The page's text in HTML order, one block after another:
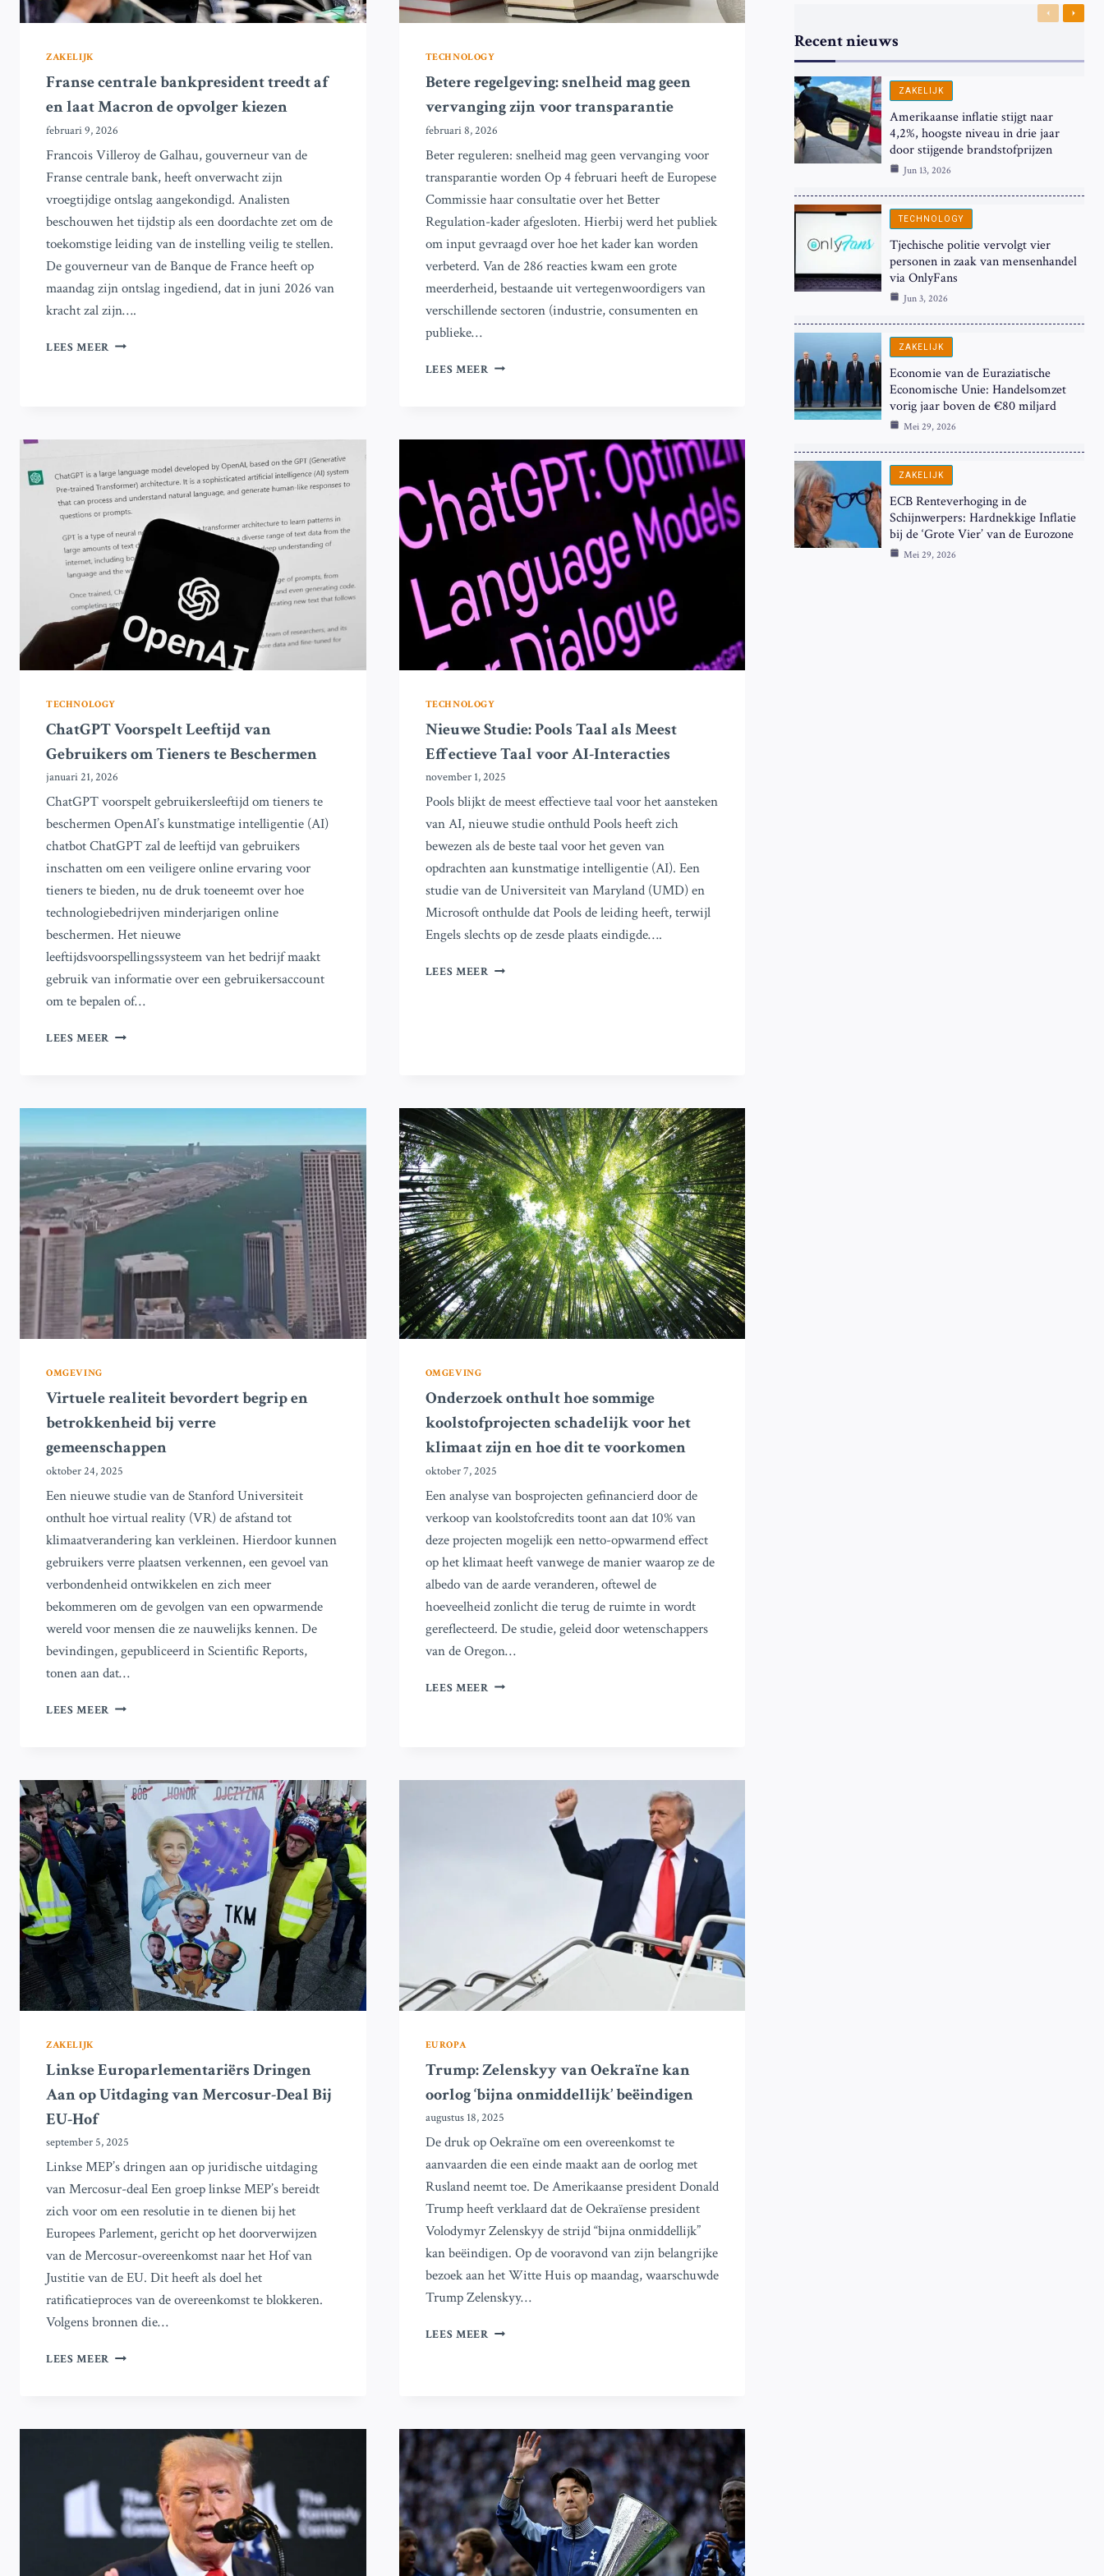
ZAKELIJK
Franse centrale bankpresident treedt af
en laat Macron de opvolger kiezen
februari 9, 2026
Francois Villeroy de Galhau, gouverneur van de
Franse centrale bank, heeft onverwacht zijn
vroegtijdige ontslag aangekondigd. Analisten
beschouwen het tijdstip als een doordachte zet om de
toekomstige leiding van de instelling veilig te stellen.
De gouverneur van de Banque de France heeft op
maandag zijn ontslag ingediend, dat in juni 2026 van
kracht zal zijn….
LEES MEER FRANSE
DE
OPVOLGER
KIEZEN
TECHNOLOGY
Betere regelgeving: snelheid mag geen
vervanging zijn voor transparantie
februari 8, 2026
Beter reguleren: snelheid mag geen vervanging voor
transparantie worden Op 4 februari heeft de Europese
Commissie haar consultatie over het Better
Regulation-kader afgesloten. Hierbij werd het publiek
om input gevraagd over hoe het kader kan worden
verbeterd. Van de 286 reacties kwam een grote
meerderheid, bestaande uit vertegenwoordigers van
verschillende sectoren (industrie, consumenten en
publieke…
LEES MEER BETERE
VERVANGING
ZIJN
VOOR
TRANSPARANTIE
TECHNOLOGY
ChatGPT Voorspelt Leeftijd van
Gebruikers om Tieners te Beschermen
januari 21, 2026
ChatGPT voorspelt gebruikersleeftijd om tieners te
beschermen OpenAI’s kunstmatige intelligentie (AI)
chatbot ChatGPT zal de leeftijd van gebruikers
inschatten om een veiligere online ervaring voor
tieners te bieden, nu de druk toeneemt over hoe
technologiebedrijven minderjarigen online
beschermen. Het nieuwe
leeftijdsvoorspellingssysteem van het bedrijf maakt
gebruik van informatie over een gebruikersaccount
om te bepalen of…
LEES MEER CHATGPT
TE
BESCHERMEN
TECHNOLOGY
Nieuwe Studie: Pools Taal als Meest
Effectieve Taal voor AI-Interacties
november 1, 2025
Pools blijkt de meest effectieve taal voor het aansteken
van AI, nieuwe studie onthuld Pools heeft zich
bewezen als de beste taal voor het geven van
opdrachten aan kunstmatige intelligentie (AI). Een
studie van de Universiteit van Maryland (UMD) en
Microsoft onthulde dat Pools de leiding heeft, terwijl
Engels slechts op de zesde plaats eindigde….
LEES MEER NIEUWE
VOOR
AI-
INTERACTIES
OMGEVING
Virtuele realiteit bevordert begrip en
betrokkenheid bij verre
gemeenschappen
oktober 24, 2025
Een nieuwe studie van de Stanford Universiteit
onthult hoe virtual reality (VR) de afstand tot
klimaatverandering kan verkleinen. Hierdoor kunnen
gebruikers verre plaatsen verkennen, een gevoel van
verbondenheid ontwikkelen en zich meer
bekommeren om de gevolgen van een opwarmende
wereld voor mensen die ze nauwelijks kennen. De
bevindingen, gepubliceerd in Scientific Reports,
tonen aan dat…
LEES MEER VIRTUELE
BETROKKENHEID
BIJ
VERRE
GEMEENSCHAPPEN
OMGEVING
Onderzoek onthult hoe sommige
koolstofprojecten schadelijk voor het
klimaat zijn en hoe dit te voorkomen
oktober 7, 2025
Een analyse van bosprojecten gefinancierd door de
verkoop van koolstofcredits toont aan dat 10% van
deze projecten mogelijk een netto-opwarmend effect
op het klimaat heeft vanwege de manier waarop ze de
albedo van de aarde veranderen, oftewel de
hoeveelheid zonlicht die terug de ruimte in wordt
gereflecteerd. De studie, geleid door wetenschappers
van de Oregon…
LEES MEER ONDERZOEK
ZAKELIJK
Linkse Europarlementariërs Dringen
Aan op Uitdaging van Mercosur-Deal Bij
EU-Hof
september 5, 2025
Linkse MEP’s dringen aan op juridische uitdaging
van Mercosur-deal Een groep linkse MEP’s bereidt
zich voor om een resolutie in te dienen bij het
Europees Parlement, gericht op het doorverwijzen
van de Mercosur-overeenkomst naar het Hof van
Justitie van de EU. Dit heeft als doel het
ratificatieproces van de overeenkomst te blokkeren.
Volgens bronnen die…
LEES MEER LINKSE
UITDAGING
MERCOSUR-
DEAL
BIJ
EU-
EUROPA
Trump: Zelenskyy van Oekraïne kan
oorlog ‘bijna onmiddellijk’ beëindigen
augustus 18, 2025
De druk op Oekraïne om een overeenkomst te
aanvaarden die een einde maakt aan de oorlog met
Rusland neemt toe. De Amerikaanse president Donald
Trump heeft verklaard dat de Oekraïense president
Volodymyr Zelenskyy de strijd “bijna onmiddellijk”
kan beëindigen. Op de vooravond van zijn belangrijke
bezoek aan het Witte Huis op maandag, waarschuwde
Trump Zelenskyy…
LEES MEER TRUMP:
‘BIJNA
ONMIDDELLIJK’
BEËINDIGEN
Recent nieuws
Previous
Next
ZAKELIJK
Amerikaanse inflatie stijgt naar
4,2%, hoogste niveau in drie jaar
door stijgende brandstofprijzen
Jun 13, 2026
TECHNOLOGY
Tjechische politie vervolgt vier
personen in zaak van mensenhandel
via OnlyFans
Jun 3, 2026
ZAKELIJK
Economie van de Euraziatische
Economische Unie: Handelsomzet
vorig jaar boven de €80 miljard
Mei 29, 2026
ZAKELIJK
ECB Renteverhoging in de
Schijnwerpers: Hardnekkige Inflatie
bij de ‘Grote Vier’ van de Eurozone
Mei 29, 2026